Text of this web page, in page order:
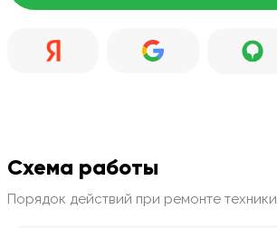
Схема работы
Порядок действий при ремонте техники